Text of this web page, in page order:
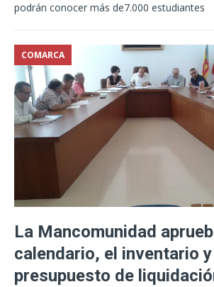
podrán conocer más de7.000 estudiantes
COMARCA
La Mancomunidad
calendario, el inventario y
presupuesto de